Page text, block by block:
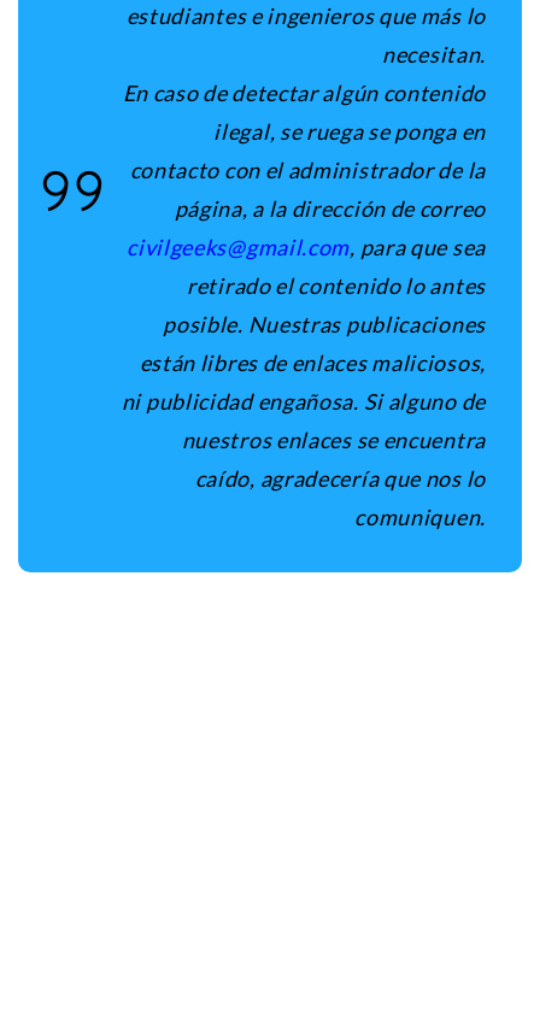
estudiantes e ingenieros que más lo
necesitan.
En caso de detectar algún contenido
ilegal, se ruega se ponga en
contacto con el administrador de la
página, a la dirección de correo
civilgeeks@gmail.com, para que sea
retirado el contenido lo antes
posible. Nuestras publicaciones
están libres de enlaces maliciosos,
ni publicidad engañosa. Si alguno de
nuestros enlaces se encuentra
caído, agradecería que nos lo
comuniquen.